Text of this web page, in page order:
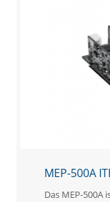
MEP-500A
Das MEP-500A